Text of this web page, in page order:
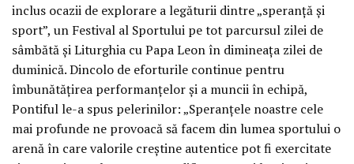
inclus ocazii de explorare a legăturii dintre „speranță și
sport”, un Festival al Sportului pe tot parcursul zilei de
sâmbătă și Liturghia cu Papa Leon în dimineața zilei de
duminică. Dincolo de eforturile continue pentru
îmbunătățirea performanțelor și a muncii în echipă,
Pontiful le-a spus pelerinilor: „Speranțele noastre cele
mai profunde ne provoacă să facem din lumea sportului o
arenă în care valorile creștine autentice pot fi exercitate